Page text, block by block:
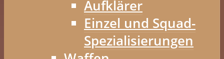
Aufklärer
Einzel und Squad-
Spezialisierungen